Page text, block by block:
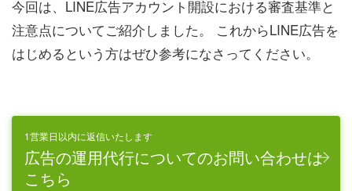
今回は、LINE広告アカウント開設における審査基準と
注意点についてご紹介しました。 これからLINE広告を
はじめるという方はぜひ参考になさってください。
1営業日以内に返信いたします
広告の運用代行についてのお問い合わせは
こちら